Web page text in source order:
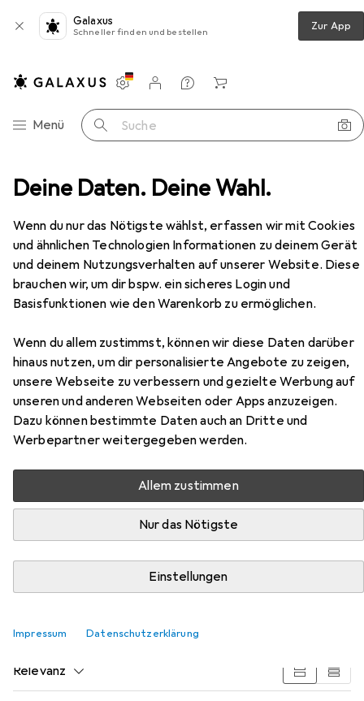
Deine Daten. Deine Wahl.
Wenn du nur das Nötigste wählst, erfassen wir mit Cookies
und ähnlichen Technologien Informationen zu deinem Gerät
und deinem Nutzungsverhalten auf unserer Website. Diese
brauchen wir, um dir bspw. ein sicheres Login und
Basisfunktionen wie den Warenkorb zu ermöglichen.
Wenn du allem zustimmst, können wir diese Daten darüber
hinaus nutzen, um dir personalisierte Angebote zu zeigen,
unsere Webseite zu verbessern und gezielte Werbung auf
unseren und anderen Webseiten oder Apps anzuzeigen.
Dazu können bestimmte Daten auch an Dritte und
Werbepartner weitergegeben werden.
Allem zustimmen
Nur das Nötigste
Einstellungen
Impressum Datenschutzerklärung
Galaxus
Schneller finden und bestellen Zur App
Navigation nach Kategorien
Menü Suche
Einstellungen
Kundenkonto
Vergleichslisten
Merklisten
Warenkorb
Maus Lexip Gaming NP93 Neptunium Alpha
EUR
34,28
Lexip GamingNP93 Neptunium Alpha
Neptunium Alpha
Hier findest du passendes Zubehör zum Produkt Lexip
Webcam, Mausmatte und Gaming Headset.
Relevanz